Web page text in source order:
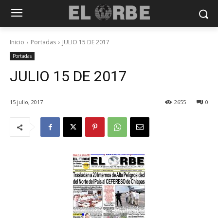
Inicio Portadas JULIO 15 DE 2017
Portadas
JULIO 15 DE 2017
15 julio, 2017 0
2655